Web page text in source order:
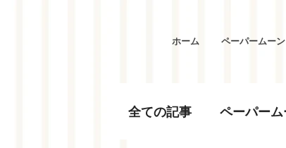
ホーム ペーパームーン
全ての記事 ペーパー